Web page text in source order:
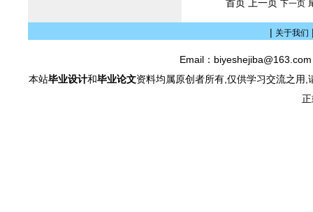
首页 上一页 下一页
| 关于我们
Email：
本站毕业设计和毕业论文资料均属原创者所有,仅供学习交流之用